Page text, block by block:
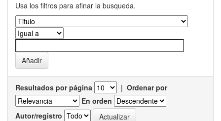
Usa los filtros para afinar la busqueda.
Resultados por página | Ordenar por
En orden
Autor/registro